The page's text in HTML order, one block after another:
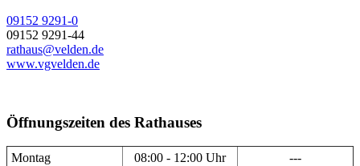
09152 9291-0
09152 9291-44
rathaus@velden.de
www.vgvelden.de
Öffnungszeiten des Rathauses
Montag 08:00 - 12:00 Uhr
---